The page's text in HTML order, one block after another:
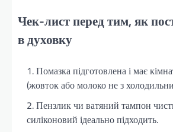
Чек-лист перед тим, як
в духовку
Помазка підготовлена і має
(жовток або молоко не з
Пензлик чи ватяний тампон
силіконовий ідеально підходить.